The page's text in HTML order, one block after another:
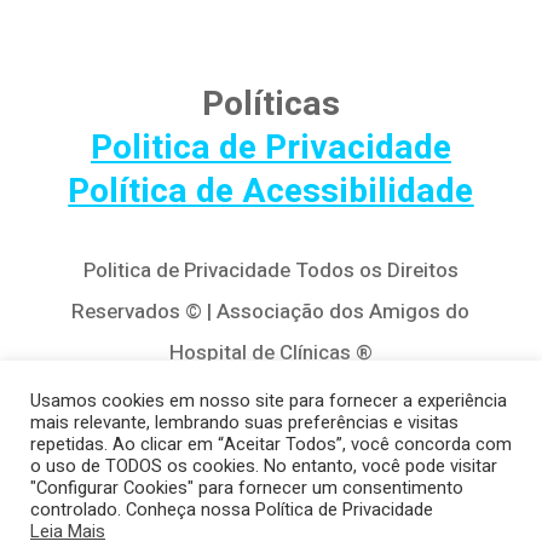
Políticas
Politica de Privacidade
Política de Acessibilidade
Politica de Privacidade Todos os Direitos
Reservados © | Associação dos Amigos do
Hospital de Clínicas ®
Av. Agostinho Leão Jr, 320 – Alto da Glória,
80030-110, Curitiba / PR
(41) 3122-8650 | contato@cedivida.org.br
CNPJ: 79.698.643/0001-00
Usamos cookies em nosso site para fornecer a experiência
mais relevante, lembrando suas preferências e visitas
repetidas. Ao clicar em “Aceitar Todos”, você concorda com
o uso de TODOS os cookies. No entanto, você pode visitar
"Configurar Cookies" para fornecer um consentimento
controlado. Conheça nossa Política de Privacidade
Leia Mais